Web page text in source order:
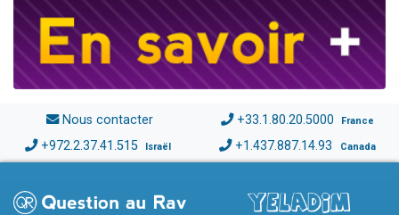
Nous contacter +33.1.80.20.5000 France
+972.2.37.41.515 Israël +1.437.887.14.93 Canada